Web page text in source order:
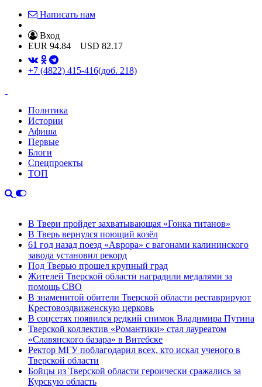
Написать нам
Вход
EUR 94.84 USD 82.17
+7 (4822) 415-416(доб. 218)
Политика
Истории
Афиша
Первые
Блоги
Спецпроекты
ТОП
В Твери пройдет захватывающая «Гонка титанов»
В Тверь вернулся поющий козёл
61 год назад поезд «Аврора» с вагонами калининского
завода установил рекорд
Под Тверью прошел крупный град
Жителей Тверской области наградили медалями за
помощь СВО
В знаменитой обители Тверской области реставрируют
Крестовоздвиженскую церковь
В соцсетях появился редкий снимок Владимира Путина
Тверской коллектив «Романтики» стал лауреатом
«Славянского базара» в Витебске
Ректор МГУ поблагодарил всех, кто искал ученого в
Тверской области
Бойцы из Тверской области героически сражались за
Курскую область